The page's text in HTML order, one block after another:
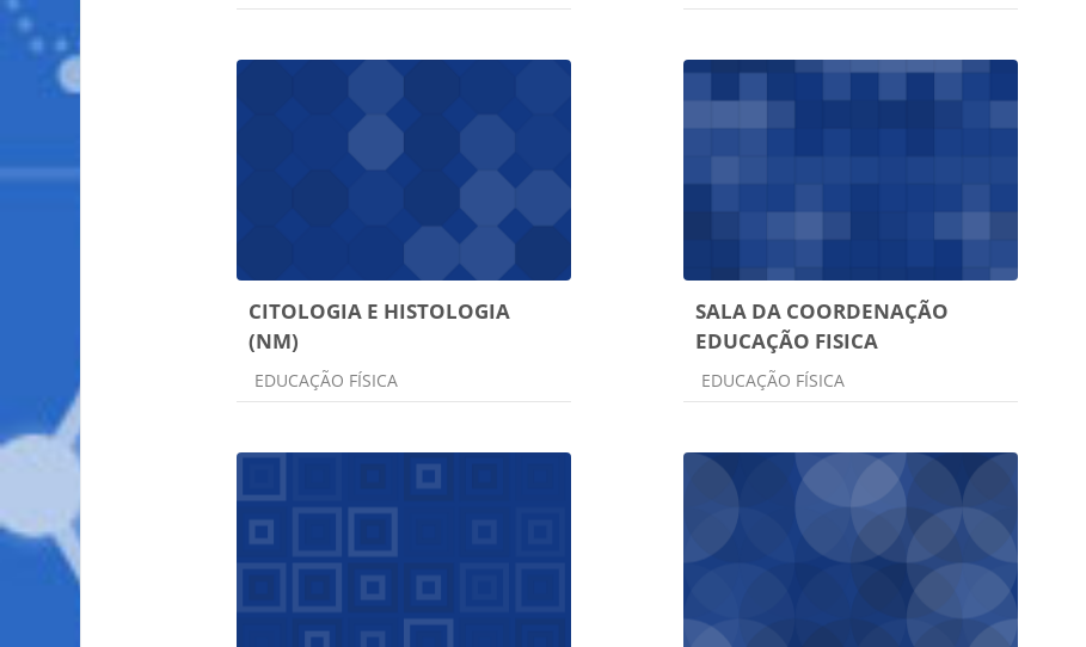
CITOLOGIA E HISTOLOGIA
(NM)
Categoria do curso
EDUCAÇÃO FÍSICA
SALA DA COORDENAÇÃO
EDUCAÇÃO FISICA
Categoria do curso
EDUCAÇÃO FÍSICA